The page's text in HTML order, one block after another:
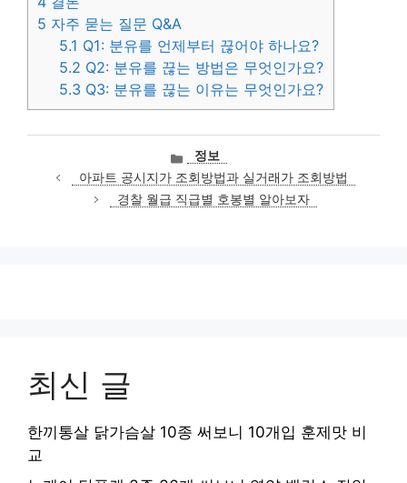
5 자주 묻는 질문 Q&A
5.1 Q1: 분유를 언제부터 끊어야 하나요?
5.2 Q2: 분유를 끊는 방법은 무엇인가요?
5.3 Q3: 분유를 끊는 이유는 무엇인가요?
카
테
고
리
정보
아파트 공시지가 조회방법과 실거래가 조회방법
경찰 월급 직급별 호봉별 알아보자
최신 글
한끼통살 닭가슴살 10종 써보니 10개입 훈제맛 비
교